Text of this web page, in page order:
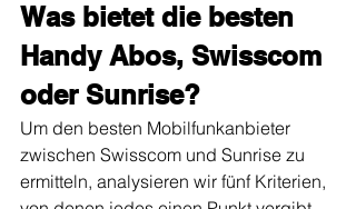
Was bietet die besten
Handy Abos, Swisscom
oder Sunrise?
Um den besten Mobilfunkanbieter
zwischen Swisscom und Sunrise zu
ermitteln, analysieren wir fünf Kriterien,